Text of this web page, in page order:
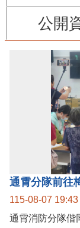
公開
通霄分隊前往
115-08-07 19:43
通霄消防分隊偕